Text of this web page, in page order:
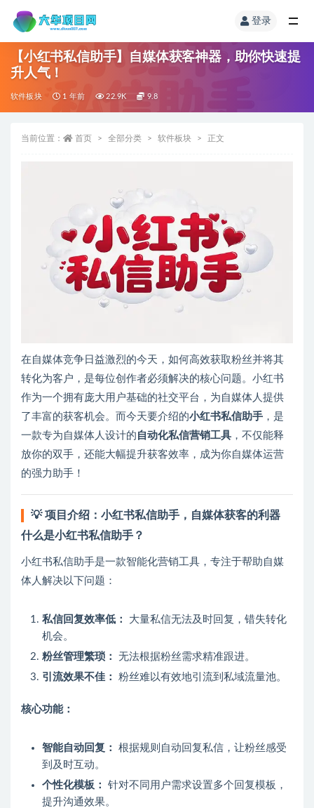
登录
【小红书私信助手】自媒体获客神器，助你快速提
升人气！
软件板块 1 年前 22.9K 9.8
当前位置： 首页 全部分类 软件板块 正文
在自媒体竞争日益激烈的今天，如何高效获取粉丝并将其
转化为客户，是每位创作者必须解决的核心问题。小红书
作为一个拥有庞大用户基础的社交平台，为自媒体人提供
了丰富的获客机会。而今天要介绍的小红书私信助手 ，是
一款专为自媒体人设计的 自动化私信营销工具 ，不仅能释
放你的双手，还能大幅提升获客效率，成为你自媒体运营
的强力助手！
💡 项目介绍：小红书私信助手，自媒体获客的利器
什么是小红书私信助手？
小红书私信助手是一款智能化营销工具，专注于帮助自媒
体人解决以下问题：
私信回复效率低：
大量私信无法及时回复，错失转化
机会。
粉丝管理繁琐：
无法根据粉丝需求精准跟进。
引流效果不佳：
粉丝难以有效地引流到私域流量池。
核心功能：
智能自动回复：
根据规则自动回复私信，让粉丝感受
到及时互动。
个性化模板：
针对不同用户需求设置多个回复模板，
提升沟通效果。